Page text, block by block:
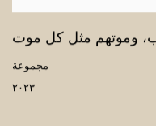
وموتهم مثل كل موت
مجموعة
٢٠٢٣